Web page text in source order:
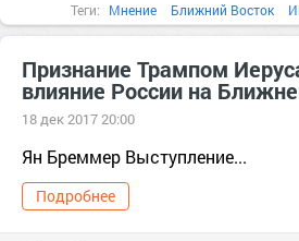
Теги: Мнение Ближний Восток
Признание Трампом
влияние России на
18 дек 2017 20:00
Ян Бреммер Выступление...
Подробнее